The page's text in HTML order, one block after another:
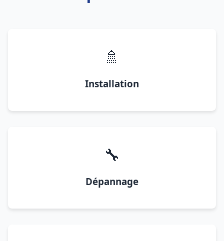
🚿
Installation
🔧
Dépannage